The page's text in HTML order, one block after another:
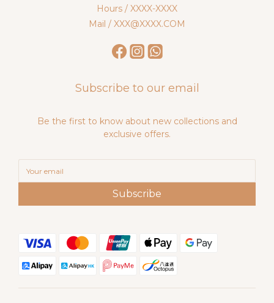
Hours / XXXX-XXXX
Mail / XXX@XXXX.COM
Subscribe to our email
Be the first to know about new collections and
exclusive offers.
Subscribe